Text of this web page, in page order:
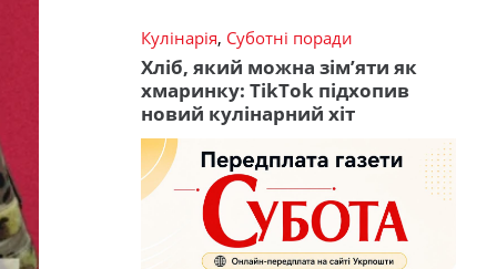
Кулінарія, Суботні поради
Хліб, який можна зім’яти як
хмаринку: TikTok підхопив
новий кулінарний хіт